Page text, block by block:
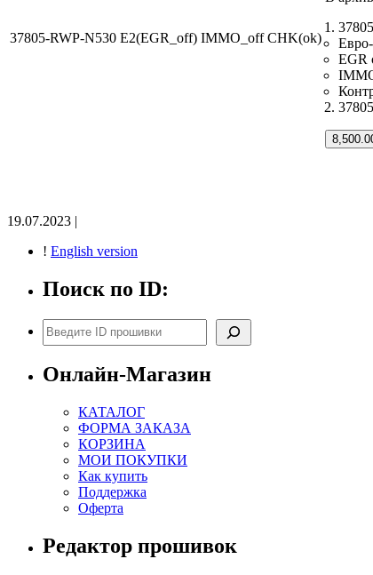
37805-RWP-N530 E2(EGR_off) IMMO_off CHK(ok)
EGR
19.07.2023 |
! English version
Поиск по ID:
Поиск
Онлайн-Магазин
КАТАЛОГ
ФОРМА ЗАКАЗА
КОРЗИНА
МОИ ПОКУПКИ
Как купить
Поддержка
Оферта
Редактор прошивок